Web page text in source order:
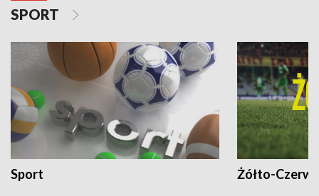
SPORT
Sport Żółto-